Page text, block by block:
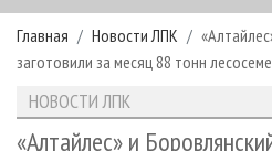
РУБРИКИ И ТЕМЫ
РУБРИКИ ЖУРНАЛА
ЛЕСОЗАГОТОВКА
НОВОСТИ
НОВОСТИ ЛПК
ПРОЕКТЫ ЛПИ
АНАЛИТИКА
АРХИВ
Главная Новости ЛПК
заготовили за месяц 88 тонн
НОВОСТИ ЛПК
«Алтайлес» и